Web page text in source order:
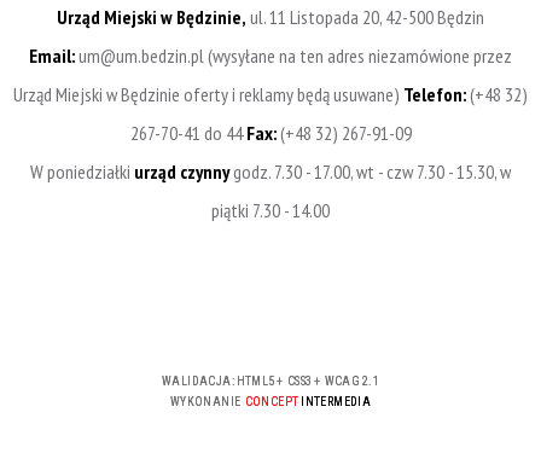
Urząd Miejski w Będzinie, ul. 11 Listopada 20, 42-500 Będzin
Email:um@um.bedzin.pl (wysyłane na ten adres niezamówione przez
Urząd Miejski w Będzinie oferty i reklamy będą usuwane) Telefon:(+48 32)
267-70-41 do 44Fax:(+48 32) 267-91-09
W poniedziałki urząd czynnygodz. 7.30 - 17.00, wt - czw 7.30 - 15.30, w
piątki 7.30 - 14.00
WALIDACJA: HTML5+ CSS3 + WCAG 2.1
WYKONANIE CONCEPT INTERMEDIA